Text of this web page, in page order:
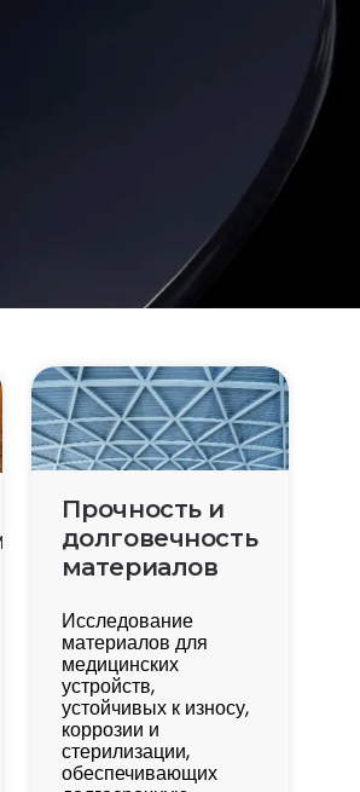
Приоритетом является
функциональность при
строительстве и
модернизации
медицинских
учреждений.
Прочность и
долговечность
материалов
Исследование
материалов для
медицинских
устройств,
устойчивых к износу,
коррозии и
стерилизации,
обеспечивающих